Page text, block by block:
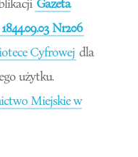
Nr206
Cyfrowej dla
użytku.
Miejskie w